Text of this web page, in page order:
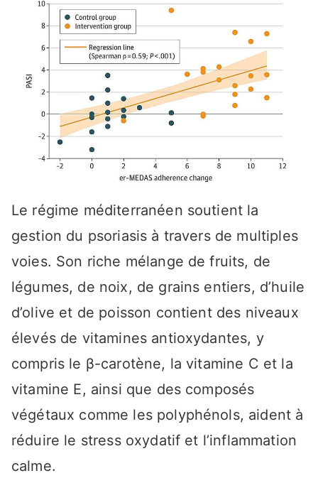
Le régime méditerranéen soutient la
gestion du psoriasis à travers de multiples
voies. Son riche mélange de fruits, de
légumes, de noix, de grains entiers, d’huile
d’olive et de poisson contient des niveaux
élevés de vitamines antioxydantes, y
compris le β-carotène, la vitamine C et la
vitamine E, ainsi que des composés
végétaux comme les polyphénols, aident à
réduire le stress oxydatif et l’inflammation
calme.